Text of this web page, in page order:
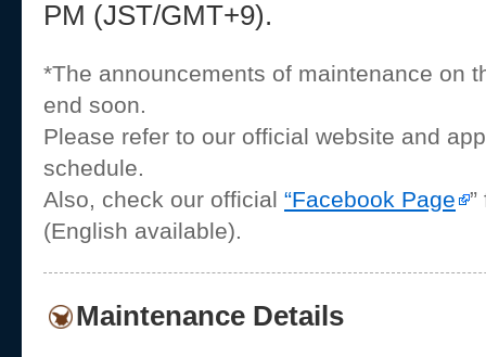
PM (JST/GMT+9).
*The announcements of maintenance on
end soon.
Please refer to our official website and
schedule.
Also, check our official “Facebook Page
(English available).
Maintenance Details